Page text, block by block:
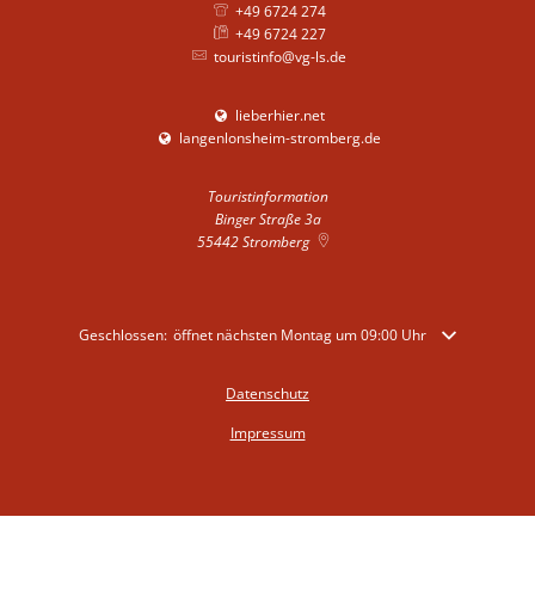
+49 6724 274
+49 6724 227
touristinfo@vg-ls.de
lieberhier.net
langenlonsheim-stromberg.de
Touristinformation
Binger Straße 3a
55442Stromberg
Klicken, um weitere Öffnungs- oder Schließzeiten auszublenden
Geschlossen: öffnet nächsten Montag um 09:00 Uhr
Datenschutz
Impressum